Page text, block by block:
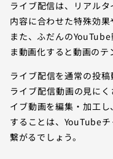
ライブ配信は、リアルタ
内容に合わせた特殊効果
また、ふだんの
ま動画化すると動画のテ
ライブ配信を通常の投稿
ライブ配信動画の見に
イブ動画を編集・加工
することは、YouTube
繋がるでしょう。